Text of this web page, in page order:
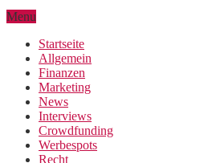
Menu
Startseite
Allgemein
Finanzen
Marketing
News
Interviews
Crowdfunding
Werbespots
Recht